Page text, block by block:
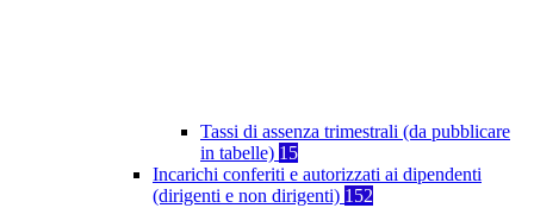
Tassi di assenza trimestrali (da pubblicare
in tabelle) 15
Incarichi conferiti e autorizzati ai dipendenti
(dirigenti e non dirigenti) 152